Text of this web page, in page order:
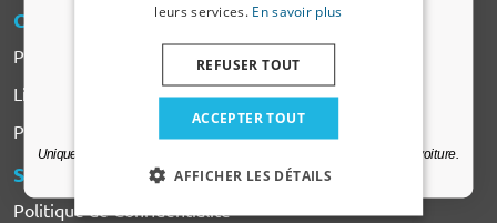
COMMANDER & PAYER
Payer
Livraison & Frais de transport
Plaintes & Retours
SERVICES & CONDITIONS
Politique de Confidentialité
Adresse email
Uniquement des mises à jour et des offres pertinentes pour votre voiture.
leurs services. En savoir plus
ACCEPTER TOUT
REFUSER TOUT
AFFICHER LES DÉTAILS